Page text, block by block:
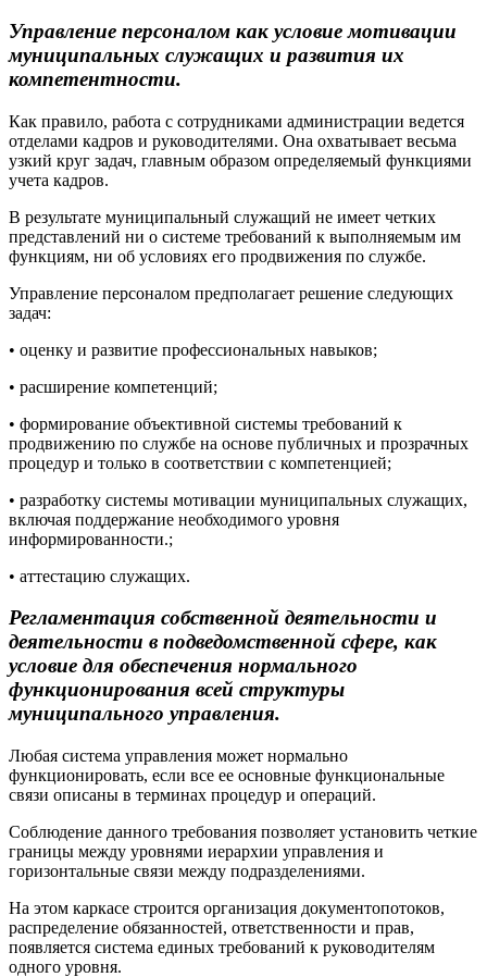
Управление персоналом как условие мотивации
муниципальных служащих и развития их
компетентности.
Как правило, работа с сотрудниками администрации ведется
отделами кадров и руководителями. Она охватывает весьма
узкий круг задач, главным образом определяемый функциями
учета кадров.
В результате муниципальный служащий не имеет четких
представлений ни о системе требований к выполняемым им
функциям, ни об условиях его продвижения по службе.
Управление персоналом предполагает решение следующих
задач:
• оценку и развитие профессиональных навыков;
• расширение компетенций;
• формирование объективной системы требований к
продвижению по службе на основе публичных и прозрачных
процедур и только в соответствии с компетенцией;
• разработку системы мотивации муниципальных служащих,
включая поддержание необходимого уровня
информированности.;
• аттестацию служащих.
Регламентация собственной деятельности и
деятельности в подведомственной сфере, как
условие для обеспечения нормального
функционирования всей структуры
муниципального управления.
Любая система управления может нормально
функционировать, если все ее основные функциональные
связи описаны в терминах процедур и операций.
Соблюдение данного требования позволяет установить четкие
границы между уровнями иерархии управления и
горизонтальные связи между подразделениями.
На этом каркасе строится организация документопотоков,
распределение обязанностей, ответственности и прав,
появляется система единых требований к руководителям
одного уровня.